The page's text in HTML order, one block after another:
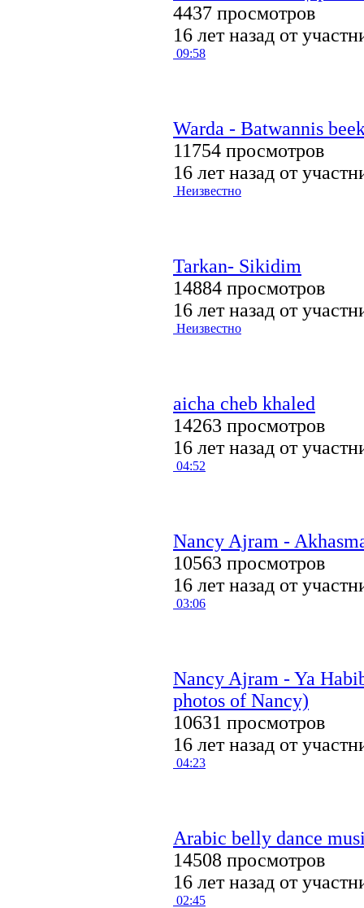
4437 просмотров
16 лет назад от
09:58
Warda - Batwannis
11754 просмотров
16 лет назад от
Неизвестно
Tarkan- Sikidim
14884 просмотров
16 лет назад от
Неизвестно
aicha cheb khaled
14263 просмотров
16 лет назад от
04:52
Nancy Ajram -
10563 просмотров
16 лет назад от
03:06
Nancy Ajram - Ya
photos of Nancy)
10631 просмотров
16 лет назад от
04:23
Arabic belly dance
14508 просмотров
16 лет назад от
02:45